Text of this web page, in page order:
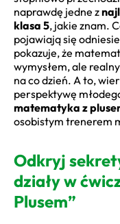
naprawdę jedne z
klasa 5, jakie znam.
pojawiają się
pokazuje, że
wymysłem, ale
na co dzień. A to,
perspektywę
matematyka z
osobistym trenerem
Odkryj
działy w
Plusem”